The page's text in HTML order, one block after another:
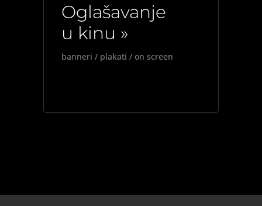
Oglašavanje
u kinu »
banneri / plakati / on screen